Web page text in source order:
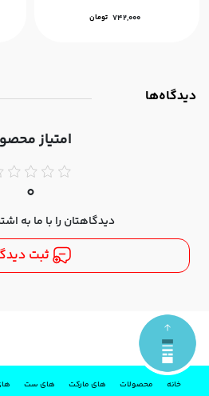
742,000 تومان
دیدگاه‌ها
امتیاز
0
دیدگاهتان را با ما به
خانه محصولات های مارکت های ست